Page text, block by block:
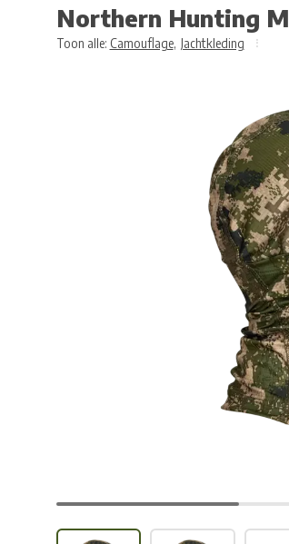
Northern Hunting
Toon alle: Camouflage, Jachtkleding